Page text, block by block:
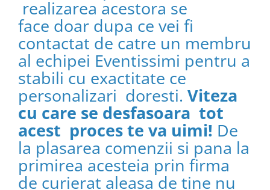
realizarea acestora se
face doar dupa ce vei fi
contactat de catre un membru
al echipei Eventissimi pentru a
stabili cu exactitate ce
personalizari doresti. Viteza
cu care se desfasoara tot
acest proces te va uimi! De
la plasarea comenzii si pana la
primirea acesteia prin firma
de curierat aleasa de tine nu